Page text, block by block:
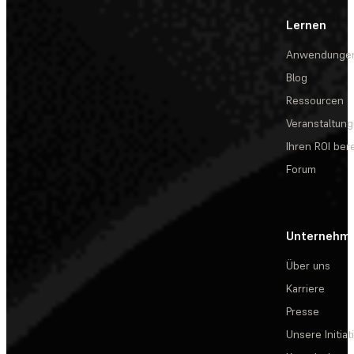
Lernen
Blog
Ressourcen
Ihren ROI
Forum
Über uns
Karriere
Presse
Unsere